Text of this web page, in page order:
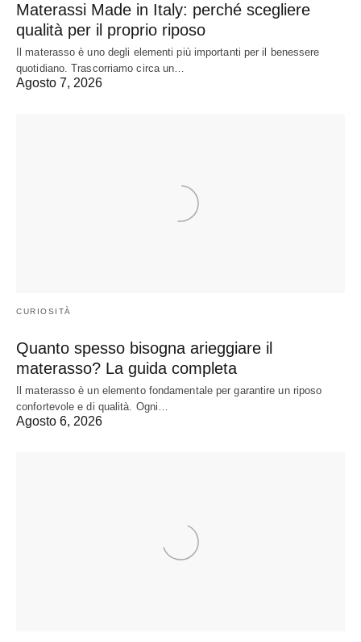
Materassi Made in Italy: perché scegliere
qualità per il proprio riposo
Il materasso è uno degli elementi più importanti per il benessere
quotidiano. Trascorriamo circa un…
Agosto 7, 2026
CURIOSITÀ
Quanto spesso bisogna arieggiare il
materasso? La guida completa
Il materasso è un elemento fondamentale per garantire un riposo
confortevole e di qualità. Ogni…
Agosto 6, 2026